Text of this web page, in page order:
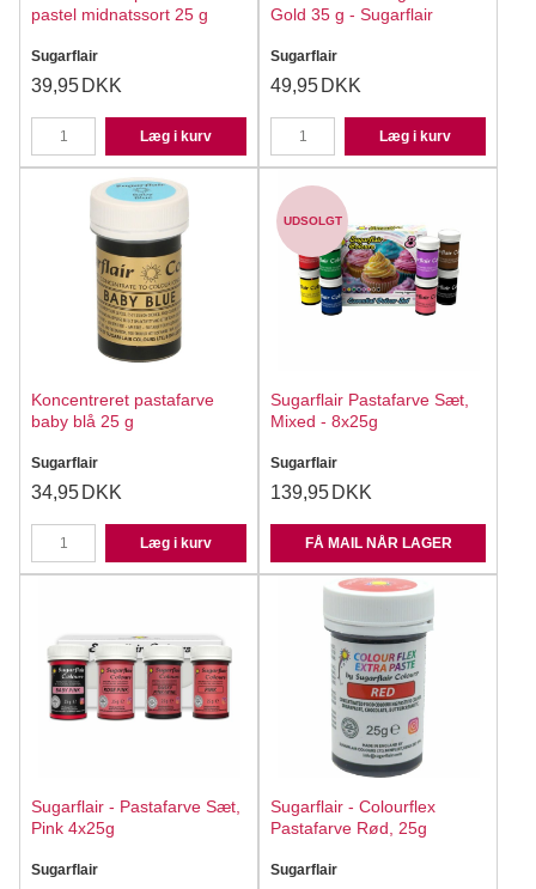
pastel midnatssort 25 g
Sugarflair
39,95 DKK
Læg i kurv
Gold 35 g - Sugarflair
Sugarflair
49,95 DKK
Læg i kurv
Koncentreret pastafarve
baby blå 25 g
Sugarflair
34,95 DKK
Læg i kurv
UDSOLGT
Sugarflair Pastafarve Sæt,
Mixed - 8x25g
Sugarflair
139,95 DKK
FÅ MAIL NÅR LAGER
Sugarflair - Pastafarve Sæt,
Pink 4x25g
Sugarflair
Sugarflair - Colourflex
Pastafarve Rød, 25g
Sugarflair